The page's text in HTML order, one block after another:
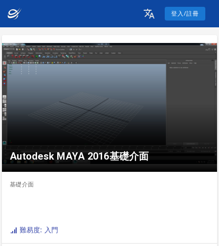
登入/註冊
Autodesk MAYA 2016基礎介面
基礎介面
難易度: 入門